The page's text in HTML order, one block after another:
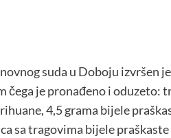
suda u Doboju izvršen
čega je pronađeno i oduzeto:
4,5 grama bijele
sa tragovima bijele